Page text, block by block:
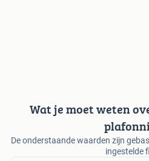
Wat je moet weten
De onderstaande waarden zijn
ingestelde